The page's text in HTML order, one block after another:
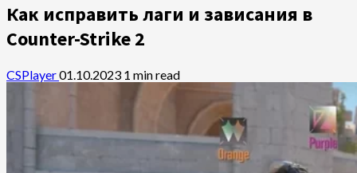
Как исправить лаги и зависания в
Counter-Strike 2
CSPlayer01.10.2023 1 min read